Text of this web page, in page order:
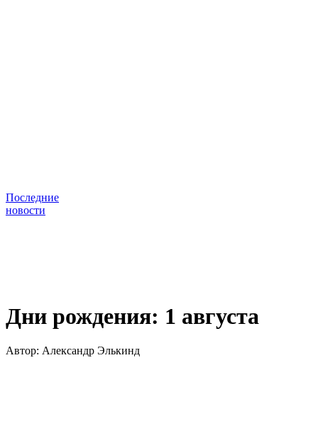
Последние
новости
Дни рождения: 1 августа
Автор: Александр Элькинд